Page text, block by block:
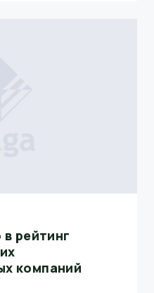
рейтинг
компаний